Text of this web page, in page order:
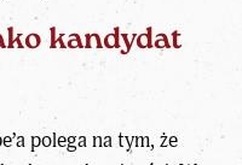
kandydat
polega na tym, że